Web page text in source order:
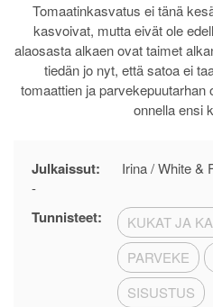
Tomaatinkasvatus ei tänä
kasvoivat, mutta eivät ole
alaosasta alkaen ovat taimet
tiedän jo nyt, että satoa ei
tomaattien ja
onnella ensi
Julkaissut: Irina / White &
-
Tunnisteet: KUKAT JA
PARVEKE
SISUSTUS